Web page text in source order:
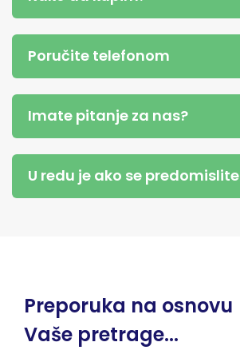
Poručite telefonom
Imate pitanje za nas?
U redu je ako se predomislite
Preporuka na osnovu
Vaše pretrage...